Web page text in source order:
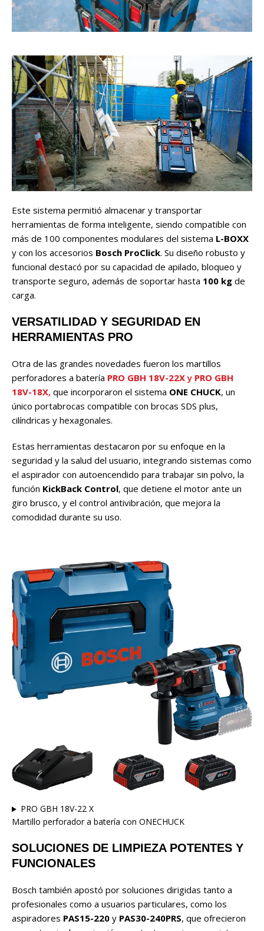
Este sistema permitió almacenar y transportar
herramientas de forma inteligente, siendo compatible con
más de 100 componentes modulares del sistema L-BOXX
y con los accesorios Bosch ProClick. Su diseño robusto y
funcional destacó por su capacidad de apilado, bloqueo y
transporte seguro, además de soportar hasta 100 kg de
carga.
VERSATILIDAD Y SEGURIDAD EN
HERRAMIENTAS PRO
Otra de las grandes novedades fueron los martillos
perforadores a batería PRO GBH 18V-22Xy PRO GBH
18V-18X, que incorporaron el sistema ONE CHUCK, un
único portabrocas compatible con brocas SDS plus,
cilíndricas y hexagonales.
Estas herramientas destacaron por su enfoque en la
seguridad y la salud del usuario, integrando sistemas como
el aspirador con autoencendido para trabajar sin polvo, la
función KickBack Control, que detiene el motor ante un
giro brusco, y el control antivibración, que mejora la
comodidad durante su uso.
PRO GBH 18V-22 X
Martillo perforador a batería con ONECHUCK
SOLUCIONES DE LIMPIEZA POTENTES Y
FUNCIONALES
Bosch también apostó por soluciones dirigidas tanto a
profesionales como a usuarios particulares, como los
aspiradores PAS15-220 y PAS30-240PRS, que ofrecieron